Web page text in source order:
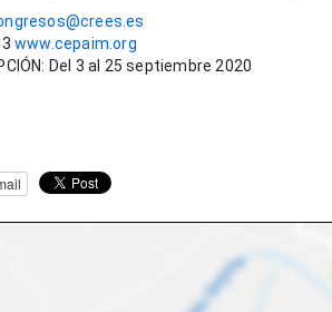
www.cepaim.org
Del 3 al 25 septiembre 2020